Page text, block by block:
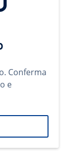
Conferma
e